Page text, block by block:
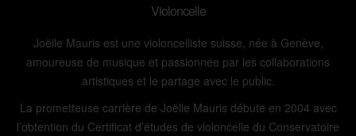
Violoncelle
Joëlle Mauris est une violoncelliste suisse, née à Genève,
amoureuse de musique et passionnée par les collaborations
artistiques et le partage avec le public.
La prometteuse carrière de Joëlle Mauris débute en 2004 avec
l’obtention du Certificat d’études de violoncelle du Conservatoire